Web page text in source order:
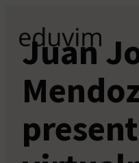
contenido
Juan